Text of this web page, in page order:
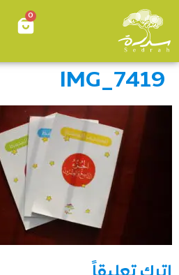
0
IMG_7419